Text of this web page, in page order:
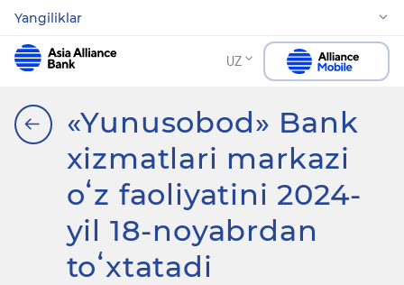
Yangiliklar
UZ
«Yunusobod» Bank
xizmatlari markazi
oʻz faoliyatini 2024-
yil 18-noyabrdan
toʻxtatadi